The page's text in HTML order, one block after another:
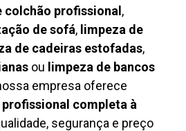
colchão profissional ,
de sofá, limpeza de
de cadeiras estofadas,
ou limpeza de bancos
empresa oferece
completa à
segurança e preço